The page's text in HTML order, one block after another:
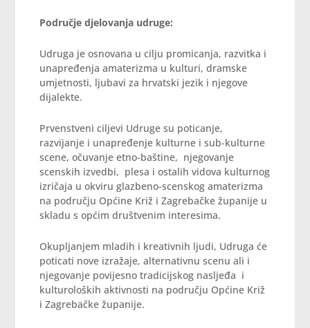
Područje djelovanja udruge:
Udruga je osnovana u cilju promicanja, razvitka i
unapređenja amaterizma u kulturi, dramske
umjetnosti, ljubavi za hrvatski jezik i njegove
dijalekte.
Prvenstveni ciljevi Udruge su poticanje,
razvijanje i unapređenje kulturne i sub-kulturne
scene, očuvanje etno-baštine, njegovanje
scenskih izvedbi, plesa i ostalih vidova kulturnog
izričaja u okviru glazbeno-scenskog amaterizma
na području Općine Križ i Zagrebačke županije u
skladu s općim društvenim interesima.
Okupljanjem mladih i kreativnih ljudi, Udruga će
poticati nove izražaje, alternativnu scenu ali i
njegovanje povijesno tradicijskog nasljeđa i
kulturoloških aktivnosti na području Općine Križ
i Zagrebačke županije.